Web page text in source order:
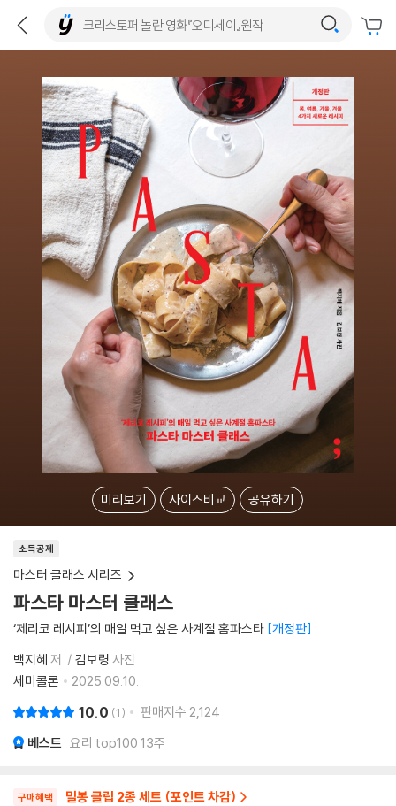
미리보기 사이즈비교 공유하기
소득공제
마스터 클래스 시리즈
파스타 마스터 클래스
‘제리코 레시피’의 매일 먹고 싶은 사계절 홈파스타 개정판
백지혜 저 김보령 사진
세미콜론
2025.09.10.
10.0 1 판매지수 2,124
베스트 요리 top100 13주
구매혜택 밀봉 클립 2종 세트 (포인트 차감)